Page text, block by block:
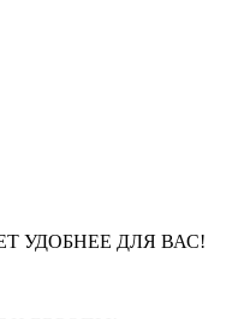
УДОБНЕЕ ДЛЯ ВАС!